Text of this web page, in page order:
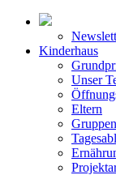
Kinderhaus
Unser
Eltern